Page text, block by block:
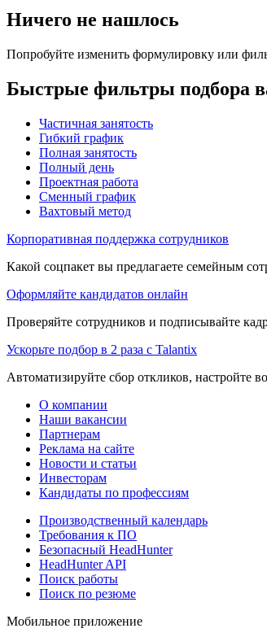
Ничего не нашлось
Попробуйте изменить формулировку или
Быстрые фильтры подбора
Частичная занятость
Гибкий график
Полная занятость
Полный день
Проектная работа
Сменный график
Вахтовый метод
Корпоративная поддержка сотрудников
Какой соцпакет вы предлагаете семейным
Оформляйте кандидатов онлайн
Проверяйте сотрудников и подписывайте
Ускорьте подбор в 2 раза с Talantix
Автоматизируйте сбор откликов, настройте
О компании
Наши вакансии
Партнерам
Реклама на сайте
Новости и статьи
Инвесторам
Кандидаты по профессиям
Производственный календарь
Требования к ПО
Безопасный HeadHunter
HeadHunter API
Поиск работы
Поиск по резюме
Мобильное приложение